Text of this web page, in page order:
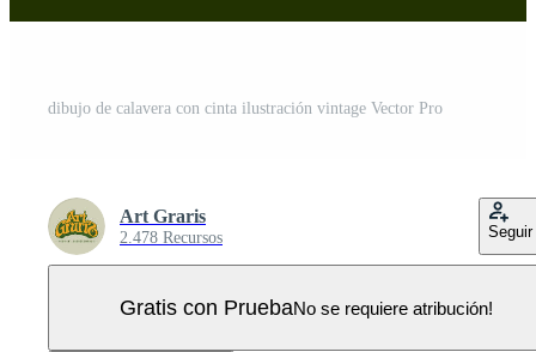
dibujo de calavera con cinta ilustración vintage Vector Pro
Art Graris
2.478 Recursos Seguir
Gratis con PruebaNo se requiere atribución!